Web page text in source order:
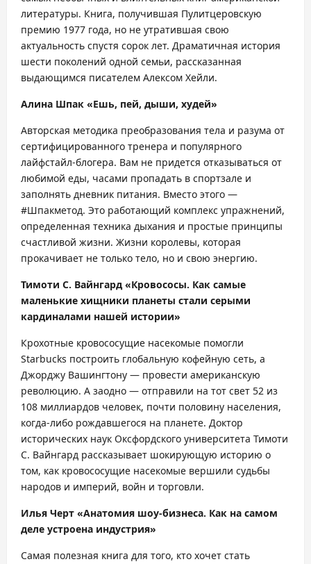
литературы. Книга, получившая Пулитцеровскую
премию 1977 года, но не утратившая свою
актуальность спустя сорок лет. Драматичная история
шести поколений одной семьи, рассказанная
выдающимся писателем Алексом Хейли.
Алина Шпак «Ешь, пей, дыши, худей»
Авторская методика преобразования тела и разума от
сертифицированного тренера и популярного
лайфстайл-блогера. Вам не придется отказываться от
любимой еды, часами пропадать в спортзале и
заполнять дневник питания. Вместо этого —
#Шпакметод. Это работающий комплекс упражнений,
определенная техника дыхания и простые принципы
счастливой жизни. Жизни королевы, которая
прокачивает не только тело, но и свою энергию.
Тимоти С. Вайнгард «Кровососы. Как самые
маленькие хищники планеты стали серыми
кардиналами нашей истории»
Крохотные кровососущие насекомые помогли
Starbucks построить глобальную кофейную сеть, а
Джорджу Вашингтону — провести американскую
революцию. А заодно — отправили на тот свет 52 из
108 миллиардов человек, почти половину населения,
когда-либо рождавшегося на планете. Доктор
исторических наук Оксфордского университета Тимоти
С. Вайнгард рассказывает шокирующую историю о
том, как кровососущие насекомые вершили судьбы
народов и империй, войн и торговли.
Илья Черт «Анатомия шоу-бизнеса. Как на самом
деле устроена индустрия»
Самая полезная книга для того, кто хочет стать